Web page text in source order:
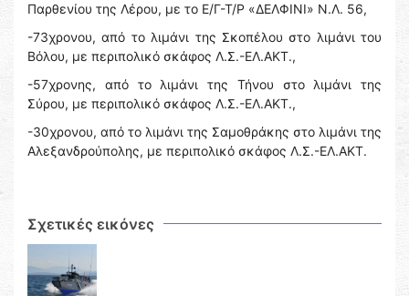
Παρθενίου της Λέρου, με το Ε/Γ-Τ/Ρ «ΔΕΛΦΙΝΙ» Ν.Λ. 56,
-73χρονου, από το λιμάνι της Σκοπέλου στο λιμάνι του
Βόλου, με περιπολικό σκάφος Λ.Σ.-ΕΛ.ΑΚΤ.,
-57χρονης, από το λιμάνι της Τήνου στο λιμάνι της
Σύρου, με περιπολικό σκάφος Λ.Σ.-ΕΛ.ΑΚΤ.,
-30χρονου, από το λιμάνι της Σαμοθράκης στο λιμάνι της
Αλεξανδρούπολης, με περιπολικό σκάφος Λ.Σ.-ΕΛ.ΑΚΤ.
Σχετικές εικόνες